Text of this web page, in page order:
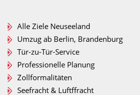
Alle Ziele Neuseeland
Umzug ab Berlin, Brandenburg
Tür-zu-Tür-Service
Professionelle Planung
Zollformalitäten
Seefracht & Luftffracht